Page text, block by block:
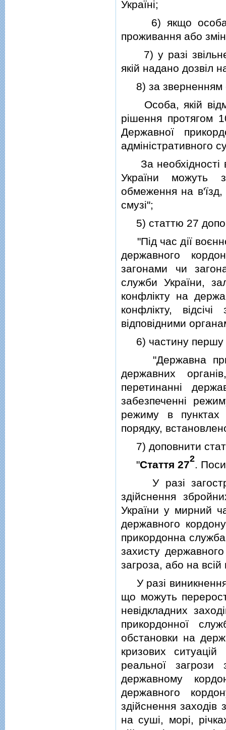
Українi;
6) якщо особа
проживання або
7) у разi
якiй надано дозвiл
8) за зверненням
Особа, якiй
рiшення протягом
Державної
адмiнiстративного
За необхiдностi
України можуть
обмеження на
смузi";
5) статтю 27
"Пiд час дiї
державного
загонами чи
служби України,
конфлiкту на
конфлiкту, вiдсiчi
вiдповiдними
6) частину першу
"Державна
державних
перетинаннi
забезпеченнi
режиму в пунктах
порядку,
7) доповнити
"Стаття 272.
У разi
здiйснення
України у мирний
державного
прикордонна
захисту
загроза, або на всiй
У разi виникнення
що можуть
невiдкладних
прикордонної
обстановки на
кризових ситуацiй
реальної
державному
державного
здiйснення заходiв
на сушi, морi,